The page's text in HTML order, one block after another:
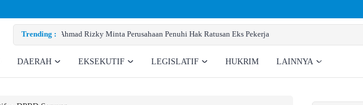
Trending :
Pekerja Pemkab dan TP-PKK Gumas Berikan
DAERAH EKSEKUTIF LEGISLATIF HUKRIM LAINNYA